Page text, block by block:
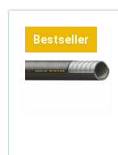
Bestseller